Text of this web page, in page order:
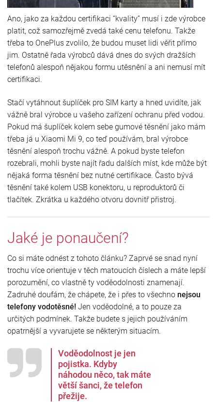
Ano, jako za každou certifikaci “kvality” musí i zde výrobce
platit, což samozřejmě zvedá také cenu telefonu. Takže
třeba to OnePlus zvolilo, že budou muset lidi věřit přímo
jim. Ostatně řada výrobců dává dnes do svých dražších
telefonů alespoň nějakou formu utěsnění a ani nemusí mít
certifikaci.
Stačí vytáhnout šuplíček pro SIM karty a hned uvidíte, jak
vážně bral výrobce u vašeho zařízení ochranu před vodou.
Pokud má šuplíček kolem sebe gumové těsnění jako mám
třeba já u Xiaomi Mi 9, co teď používám, bral výrobce
těsnění alespoň trochu vážně. A pokud byste telefon
rozebrali, mohli byste najít řadu dalších míst, kde může být
nějaká forma těsnění bez nutné certifikace. Často bývá
těsnění také kolem USB konektoru, u reproduktorů či
tlačítek. Zkrátka u každého otvoru dovnitř přistroj.
Jaké je ponaučení?
Co si máte odnést z tohoto článku? Zaprvé se snad nyní
trochu více orientuje v těch matoucích číslech a máte lepší
porozumění, co vlastně ty voděodolnosti znamenají.
Zadruhé doufám, že chápete, že i přes to všechno nejsou
telefony vodotěsné! Jen voděodolné, a to pouze za
určitých podmínek. Takže budete s jejich používáním
opatrnější a vyvarujete se některým situacím.
Voděodolnost je jen
pojistka. Kdyby
náhodou něco, tak máte
větší šanci, že telefon
přežije.